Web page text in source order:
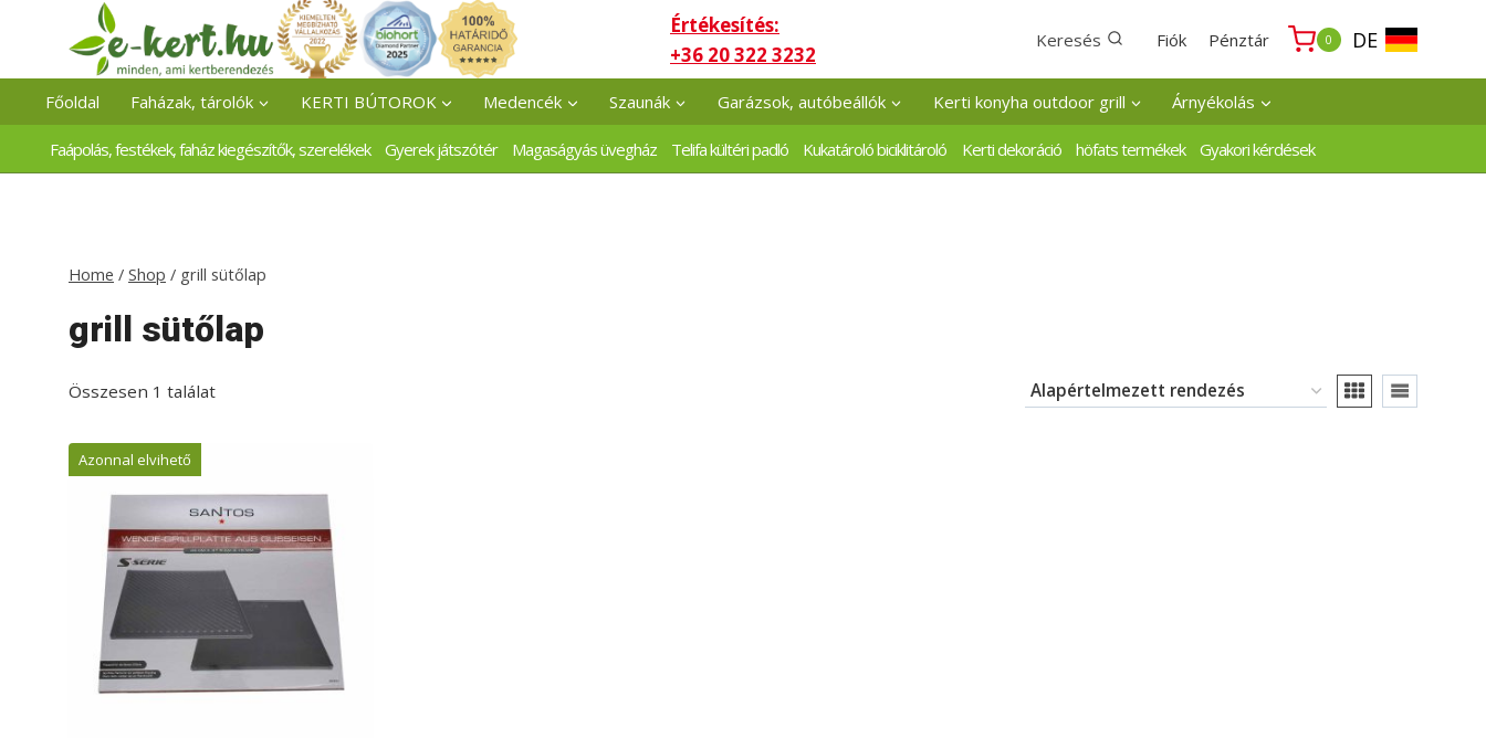
content
Értékesítés:
+36 20 322 3232
Keresés Fiók Pénztár 0 DE
Főoldal Faházak, tárolók KERTI BÚTOROK Medencék Szaunák Garázsok, autóbeállók Kerti konyha outdoor grill Árnyékolás
Faápolás, festékek, faház kiegészítők, szerelékek Gyerek játszótér Magaságyás üvegház Telifa kültéri padló Kukatároló biciklitároló Kerti dekoráció höfats termékek Gyakori kérdések
Home / Shop / grill sütőlap
grill sütőlap
Összesen 1 találat
Azonnal elvihető